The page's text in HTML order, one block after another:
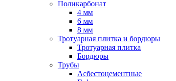
Поликарбонат
4 мм
6 мм
8 мм
Тротуарная плитка и бордюры
Тротуарная плитка
Бордюры
Трубы
Асбестоцементные